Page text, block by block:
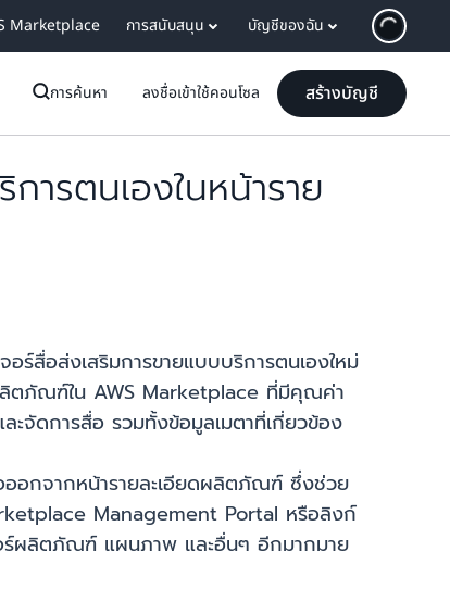
Marketplace การสนับสนุน บัญชีของฉัน
การค้นหา ลงชื่อเข้าใช้คอนโซล สร้างบัญชี
รตนเองในหน้าราย
สื่อส่งเสริมการขายแบบบริการตนเองใหม่
ลิตภัณฑ์ใน AWS Marketplace ที่มีคุณค่า
ะจัดการสื่อ รวมทั้งข้อมูลเมตาที่เกี่ยวข้อง
ออกจากหน้ารายละเอียดผลิตภัณฑ์ ซึ่งช่วย
Management Portal หรือลิงก์
ร์ผลิตภัณฑ์ แผนภาพ และอื่นๆ อีกมากมาย